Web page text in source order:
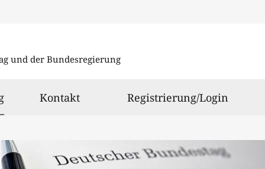
und der Bundesregierung
ausgewählt
Kontakt Registrierung/Login